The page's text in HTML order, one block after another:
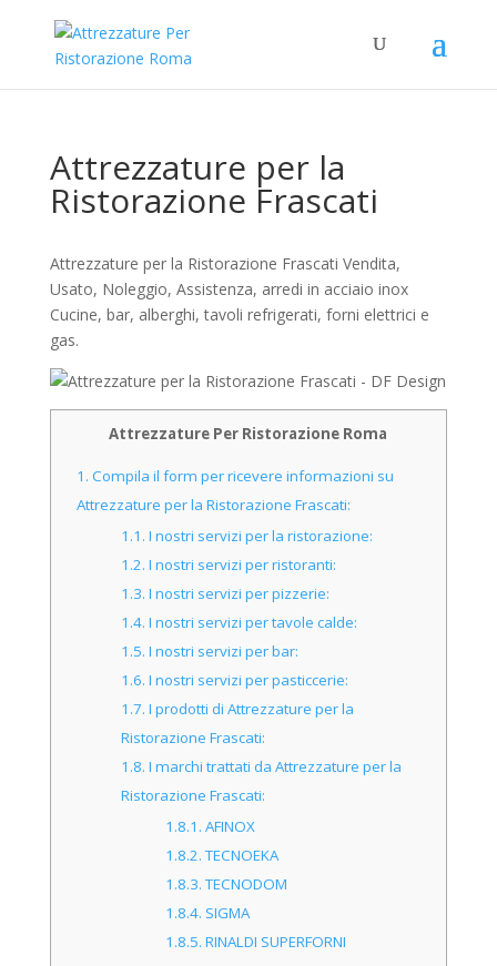
Attrezzature per la
Ristorazione Frascati
Attrezzature per la Ristorazione Frascati Vendita,
Usato, Noleggio, Assistenza, arredi in acciaio inox
Cucine, bar, alberghi, tavoli refrigerati, forni elettrici e
gas.
Attrezzature Per Ristorazione Roma
1. Compila il form per ricevere informazioni su
Attrezzature per la Ristorazione Frascati:
1.1. I nostri servizi per la ristorazione:
1.2. I nostri servizi per ristoranti:
1.3. I nostri servizi per pizzerie:
1.4. I nostri servizi per tavole calde:
1.5. I nostri servizi per bar:
1.6. I nostri servizi per pasticcerie:
1.7. I prodotti di Attrezzature per la
Ristorazione Frascati:
1.8. I marchi trattati da Attrezzature per la
Ristorazione Frascati:
1.8.1. AFINOX
1.8.2.TECNOEKA
1.8.3.TECNODOM
1.8.4. SIGMA
1.8.5. RINALDI SUPERFORNI